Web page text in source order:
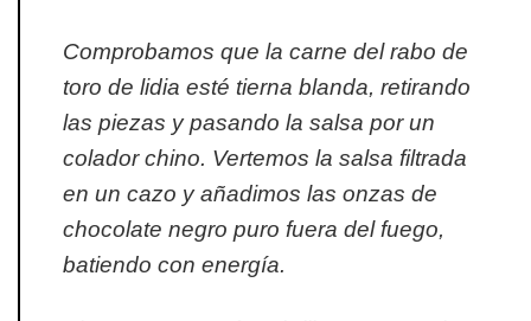
Comprobamos que la carne del rabo de
toro de lidia esté tierna blanda, retirando
las piezas y pasando la salsa por un
colador chino. Vertemos la salsa filtrada
en un cazo y añadimos las onzas de
chocolate negro puro fuera del fuego,
batiendo con energía.